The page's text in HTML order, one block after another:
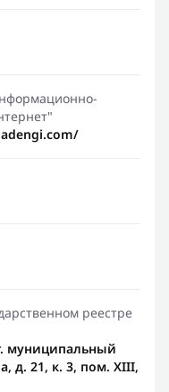
реестре
муниципальный
д. 21, к. 3, пом. XIII,